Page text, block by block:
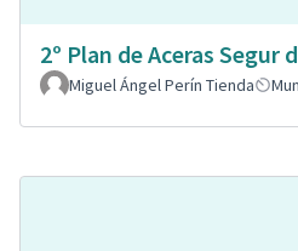
2º Plan de Aceras Segur
Miguel Ángel Perín Tienda